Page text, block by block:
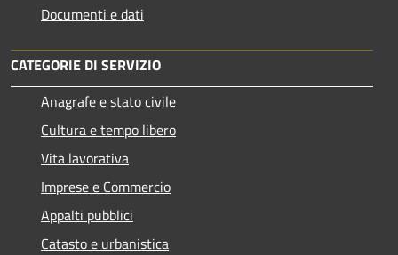
Documenti e dati
CATEGORIE DI SERVIZIO
Anagrafe e stato civile
Cultura e tempo libero
Vita lavorativa
Imprese e Commercio
Appalti pubblici
Catasto e urbanistica